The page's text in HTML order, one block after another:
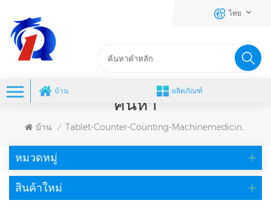
ไทย
บ้าน ผลิตภัณฑ์
ค้นหา
บ้าน / Tablet-Counter-Counting-Machinemedicine-Capsule-Counting-Machine
หมวดหมู่
สินค้าใหม่